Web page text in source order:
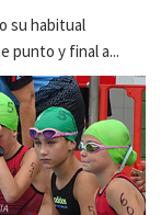
su habitual
punto y final a...